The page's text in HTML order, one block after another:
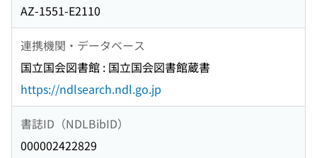
AZ-1551-E2110
連携機関・データベース
国立国会図書館 : 国立国会図書館蔵書
https://ndlsearch.ndl.go.jp
書誌ID（NDLBibID）
000002422829